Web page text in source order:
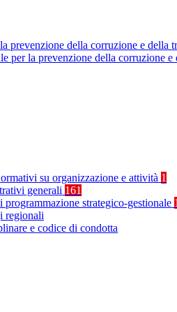
prevenzione della corruzione e della
per la prevenzione della corruzione
su organizzazione e attività 1
generali 161
programmazione strategico-gestionale 1
regionali
e codice di condotta